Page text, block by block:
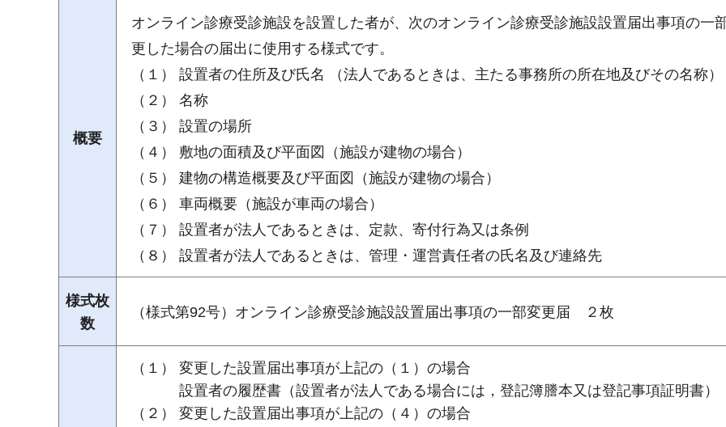
概要
オンライン診療受診施設を設置した者が、次のオンライン診療受診施設設置届出事項の一
更した場合の届出に使用する様式です。
（１） 設置者の住所及び氏名 （法人であるときは、主たる事務所の所在地及びその名称）
（２） 名称
（３） 設置の場所
（４） 敷地の面積及び平面図（施設が建物の場合）
（５） 建物の構造概要及び平面図（施設が建物の場合）
（６） 車両概要（施設が車両の場合）
（７） 設置者が法人であるときは、定款、寄付行為又は条例
（８） 設置者が法人であるときは、管理・運営責任者の氏名及び連絡先
様式枚
数
（様式第92号）オンライン診療受診施設設置届出事項の一部変更届 ２枚
（１） 変更した設置届出事項が上記の（１）の場合
設置者の履歴書（設置者が法人である場合には，登記簿謄本又は登記事項証明書）
（２） 変更した設置届出事項が上記の（４）の場合